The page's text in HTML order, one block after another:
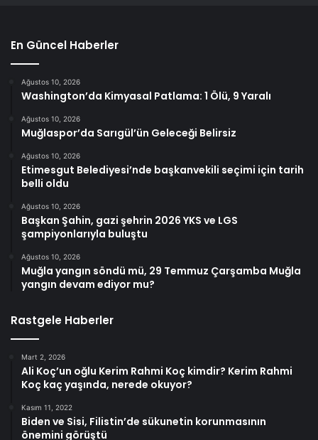
En Güncel Haberler
Ağustos 10, 2026
Washington’da Kimyasal Patlama: 1 Ölü, 9 Yaralı
Ağustos 10, 2026
Muğlaspor’da Sarıgül’ün Geleceği Belirsiz
Ağustos 10, 2026
Etimesgut Belediyesi’nde başkanvekili seçimi için tarih
belli oldu
Ağustos 10, 2026
Başkan Şahin, gazi şehrin 2026 YKS ve LGS
şampiyonlarıyla buluştu
Ağustos 10, 2026
Muğla yangın söndü mü, 29 Temmuz Çarşamba Muğla
yangın devam ediyor mu?
Rastgele Haberler
Mart 2, 2026
Ali Koç’un oğlu Kerim Rahmi Koç kimdir? Kerim Rahmi
Koç kaç yaşında, nerede okuyor?
Kasım 11, 2022
Biden ve Sisi, Filistin’de sükunetin korunmasının
önemini görüştü